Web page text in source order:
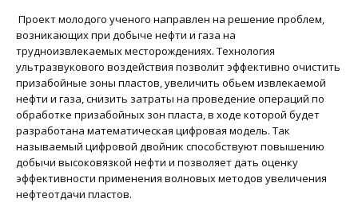
Проект молодого ученого направлен на решение проблем,
возникающих при добыче нефти и газа на
трудноизвлекаемых месторождениях. Технология
ультразвукового воздействия позволит эффективно очистить
призабойные зоны пластов, увеличить обьем извлекаемой
нефти и газа, снизить затраты на проведение операций по
обработке призабойных зон пласта, в ходе которой будет
разработана математическая цифровая модель. Так
называемый цифровой двойник способствуют повышению
добычи высоковязкой нефти и позволяет дать оценку
эффективности применения волновых методов увеличения
нефтеотдачи пластов.